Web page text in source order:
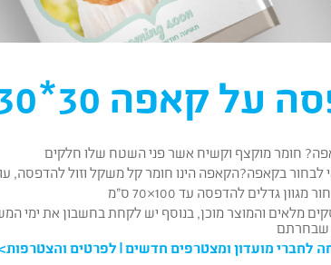
על קאפה 30*30
חומר מוקצף וקשיח אשר פני השטח שלו חלקים
בקאפה?הקאפה הינו חומר קל משקל וזול להדפסה, עובי 10
מגוון גדלים להדפסה עד 100×70 ס”מ
עסקים מלאים והמוצר מוכן, בנוסף יש לקחת בחשבון את ימי
שבחרתם
לפרטים והצטרפות